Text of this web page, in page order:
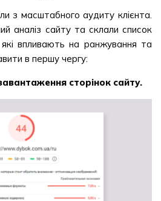
з масштабного аудиту клієнта.
аналіз сайту та склали список
впливають на ранжування та
в першу чергу:
сторінок сайту.